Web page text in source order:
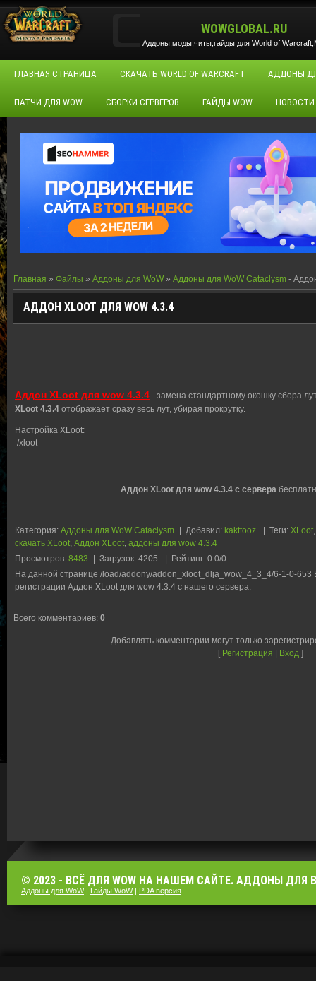
WOWGLOBAL.RU
Аддоны,моды,читы,гайды для World of
ГЛАВНАЯ СТРАНИЦА СКАЧАТЬ WORLD OF WARCRAFT АДДОНЫ
ПАТЧИ ДЛЯ WOW СБОРКИ СЕРВЕРОВ ГАЙДЫ WOW НОВОСТИ
Главная » Файлы » Аддоны для WoW » Аддоны для WoW Cataclysm -
АДДОН XLOOT ДЛЯ WOW 4.3.4
Аддон XLoot для wow 4.3.4 - замена стандартному окошку сбора
XLoot 4.3.4 отображает сразу весь лут, убирая прокрутку.
Настройка XLoot:
/xloot
Аддон XLoot для wow 4.3.4 с сервера
Категория: Аддоны для WoW Cataclysm | Добавил: kakttooz | Теги: XLoot
скачать XLoot Аддон XLoot аддоны для wow 4.3.4
Просмотров: 8483 | Загрузок: 4205 | Рейтинг: 0.0/0
На данной странице /load/addony/addon_xloot_dlja_wow_4_3_4/6-1-0-653
регистрации Аддон XLoot для wow 4.3.4 с нашего сервера.
Всего комментариев: 0
Добавлять комментарии могут только
[ Регистрация | Вход ]
© 2023 - ВСЁ ДЛЯ WOW НА НАШЕМ САЙТЕ. АДДОНЫ ДЛЯ
Аддоны для WoW| Гайды WoW| PDA версия